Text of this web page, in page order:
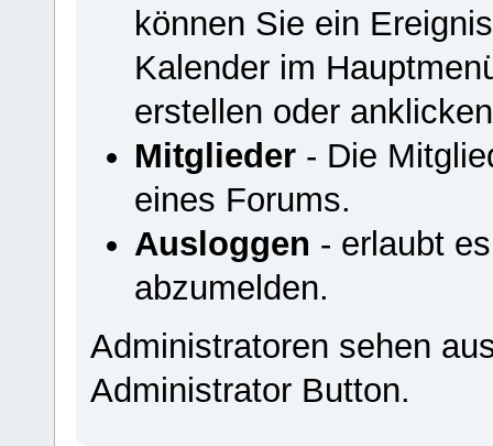
können Sie ein
Kalender im
erstellen oder
Mitglieder- Die
eines Forums.
Ausloggen - erlaubt
abzumelden.
Administratoren sehen
Administrator Button.